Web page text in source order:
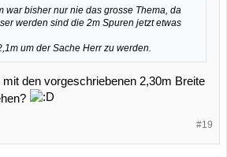
war bisher nur nie das grosse Thema, da
werden sind die 2m Spuren jetzt etwas
um der Sache Herr zu werden.
mit den vorgeschriebenen 2,30m Breite
#19